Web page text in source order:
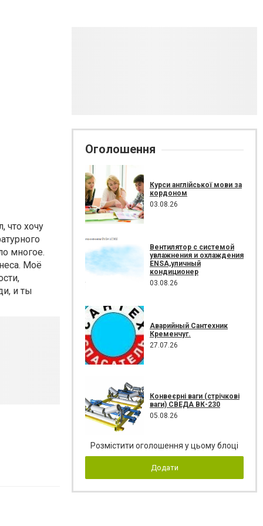
что хочу
многое.
Моё
и ты
Оголошення
Курси англійської мови за
кордоном
03.08.26
Вентилятор с системой
увлажнения и охлаждения
ENSA,уличный
кондиционер
03.08.26
Аварийный Сантехник
Кременчуг.
27.07.26
Конвеєрні ваги (стрічкові
ваги) СВЕДА ВК-230
05.08.26
Розмістити оголошення у цьому блоці
Додати